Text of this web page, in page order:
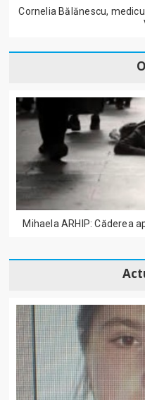
Cornelia Bălănescu,
Mihaela ARHIP: Căderea